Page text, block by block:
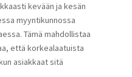
kevään ja kesän
myyntikunnossa
Tämä mahdollistaa
että korkealaatuista
asiakkaat sitä